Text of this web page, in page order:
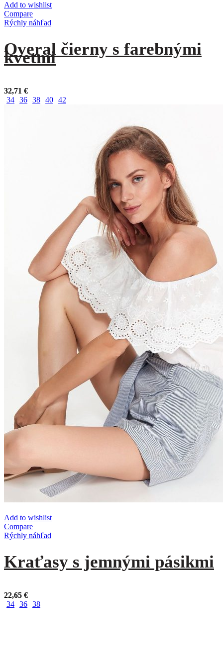
Add to wishlist
Compare
Rýchly náhľad
Overal čierny s farebnými
kvetmi
32,71 €
34 36 38 40 42
Add to wishlist
Compare
Rýchly náhľad
Kraťasy s jemnými pásikmi
22,65 €
34 36 38